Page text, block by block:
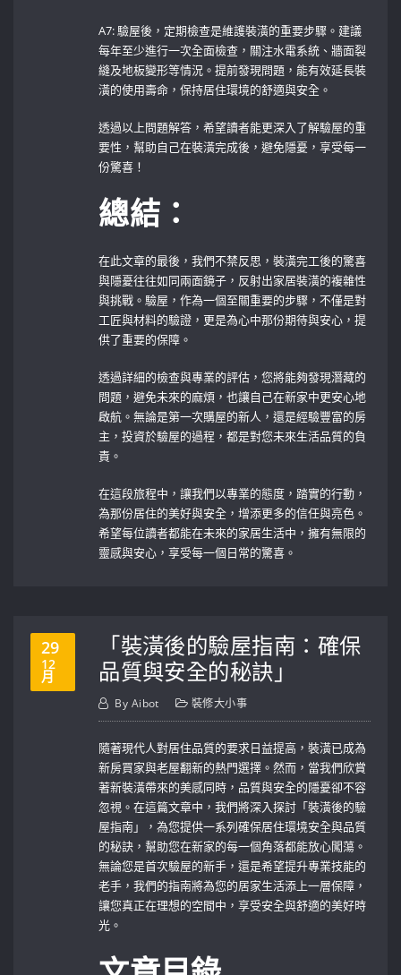
A7: 驗屋後，定期檢查是維護裝潢的重要步驟。建議
每年至少進行一次全面檢查，關注水電系統、牆面裂
縫及地板變形等情況。提前發現問題，能有效延長裝
潢的使用壽命，保持居住環境的舒適與安全。 ​
透過以上問題解答，希望讀者能更深入了解驗屋的重
要性，幫助自己在裝潢完成後，避免隱憂，享受每一
份驚喜！
總結：
在此文章的最後，我們不禁反思，裝潢完工後的驚喜
與隱憂往往如同兩面鏡子，反射出家居裝潢的複雜性
與挑戰。驗屋，作為一個至關重要的步驟，不僅是對
工匠與材料的驗證，更是為心中那份期待與安心，提
供了重要的保障。
透過詳細的檢查與專業的評估，您將能夠發現潛藏的
問題，避免未來的麻煩，也讓自己在新家中更安心地
啟航。無論是第一次購屋的新人，還是經驗豐富的房
主，投資於驗屋的過程，都是對您未來生活品質的負
責。
在這段旅程中，讓我們以專業的態度，踏實的行動，
為那份居住的美好與安全，增添更多的信任與亮色。
希望每位讀者都能在未來的家居生活中，擁有無限的
靈感與安心，享受每一個日常的驚喜。
29
12
月
「裝潢後的驗屋指南：確保
品質與安全的秘訣」
By Aibot 裝修大小事
隨著現代人對居住品質的要求日益提高，裝潢已成為
新房買家與老屋翻新的熱門選擇。然而，當我們欣賞
著新裝潢帶來的美感同時，品質與安全的隱憂卻不容
忽視。在這篇文章中，我們將深入探討「裝潢後的驗
屋指南」，為您提供一系列確保居住環境安全與品質
的秘訣，幫助您在新家的每一個角落都能放心闖蕩。
無論您是首次驗屋的新手，還是希望提升專業技能的
老手，我們的指南將為您的居家生活添上一層保障，
讓您真正在理想的空間中，享受安全與舒適的美好時
光。